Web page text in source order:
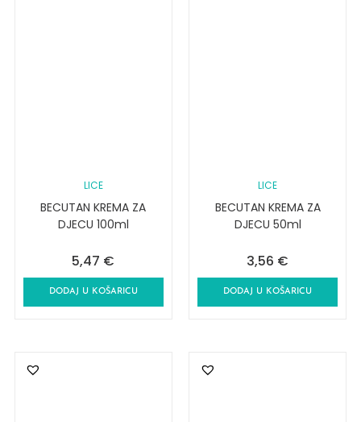
LICE
BECUTAN KREMA ZA
DJECU 100ml
5,47 €
DODAJ U KOŠARICU
LICE
BECUTAN KREMA ZA
DJECU 50ml
3,56 €
DODAJ U KOŠARICU